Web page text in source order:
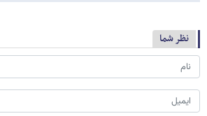
نظر شما